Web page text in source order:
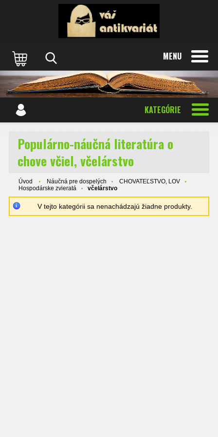
MENU
KATEGÓRIE
Populárno-náučná literatúra o
chove včiel, včelárstvo
Úvod Náučná pre dospelých
CHOVATEĽSTVO, LOV
Hospodárske zvieratá
včelárstvo
V tejto kategórii sa nenachádzajú žiadne produkty.